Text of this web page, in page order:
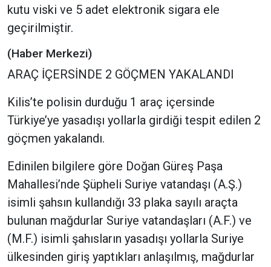
kutu viski ve 5 adet elektronik sigara ele
geçirilmiştir.
(Haber Merkezi)
ARAÇ İÇERSİNDE 2 GÖÇMEN YAKALANDI
Kilis’te polisin durduğu 1 araç içersinde
Türkiye’ye yasadışı yollarla girdiği tespit edilen 2
göçmen yakalandı.
Edinilen bilgilere göre Doğan Güreş Paşa
Mahallesi’nde Şüpheli Suriye vatandaşı (A.Ş.)
isimli şahsın kullandığı 33 plaka sayılı araçta
bulunan mağdurlar Suriye vatandaşları (A.F.) ve
(M.F.) isimli şahısların yasadışı yollarla Suriye
ülkesinden giriş yaptıkları anlaşılmış, mağdurlar